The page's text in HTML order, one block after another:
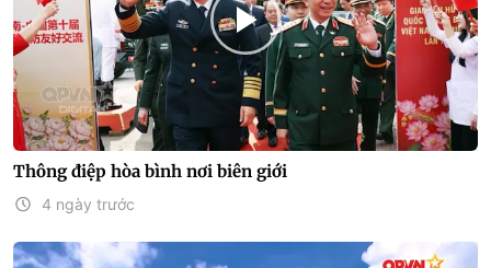
Thông điệp hòa bình nơi biên giới
4 ngày trước